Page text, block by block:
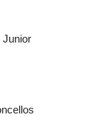
Junior